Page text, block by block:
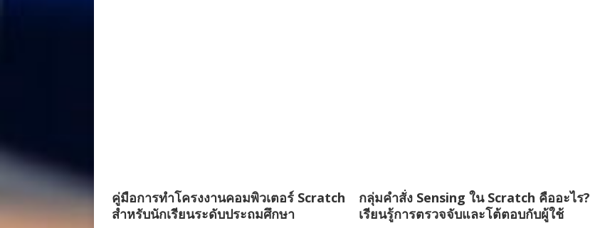
คู่มือการทำโครงงานคอมพิวเตอร์ Scratch
สำหรับนักเรียนระดับประถมศึกษา
กลุ่มคำสั่ง Sensing ใน Scratch คืออะไร?
เรียนรู้การตรวจจับและโต้ตอบกับผู้ใช้